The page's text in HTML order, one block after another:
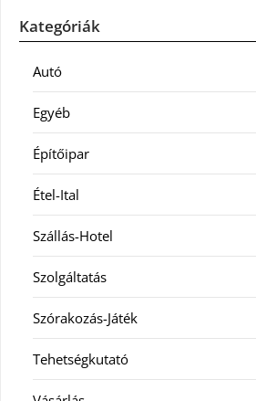
Kategóriák
Autó
Egyéb
Építőipar
Étel-Ital
Szállás-Hotel
Szolgáltatás
Szórakozás-Játék
Tehetségkutató